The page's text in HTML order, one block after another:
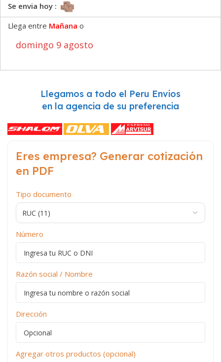
Se envia hoy :
Llega entre Mañana o
domingo 9 agosto
Llegamos a todo el Peru Envios
en la agencia de su preferencia
Eres empresa? Generar cotización
en PDF
Tipo documento
Número
Razón social / Nombre
Dirección
Agregar otros productos (opcional)